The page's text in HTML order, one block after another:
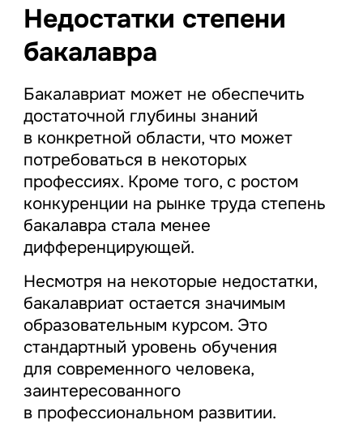
Недостатки степени
бакалавра
Бакалавриат может не обеспечить
достаточной глубины знаний
в конкретной области, что может
потребоваться в некоторых
профессиях. Кроме того, с ростом
конкуренции на рынке труда степень
бакалавра стала менее
дифференцирующей.
Несмотря на некоторые недостатки,
бакалавриат остается значимым
образовательным курсом. Это
стандартный уровень обучения
для современного человека,
заинтересованного
в профессиональном развитии.